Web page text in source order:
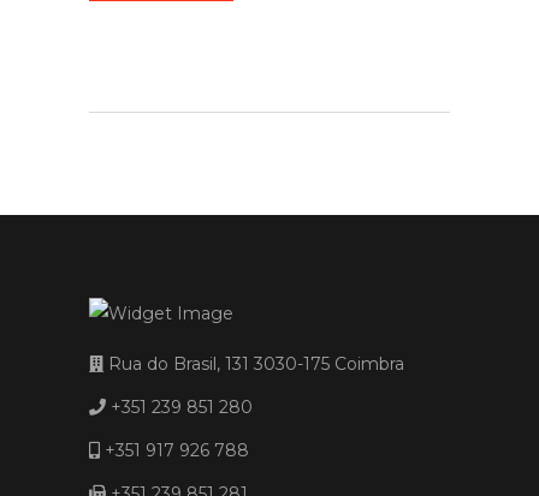
Rua do Brasil, 131 3030-175 Coimbra
+351 239 851 280
+351 917 926 788